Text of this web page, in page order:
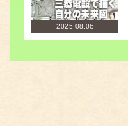
2025.08.06